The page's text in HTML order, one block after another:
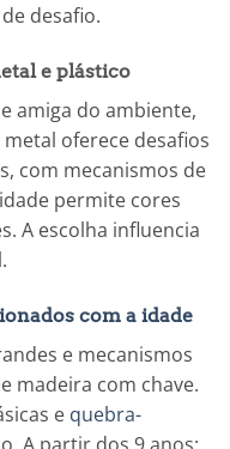
desafio.
e plástico
amiga do ambiente,
oferece desafios
com mecanismos de
permite cores
A escolha influencia
com a idade
e mecanismos
madeira com chave.
e quebra-
A partir dos 9 anos: